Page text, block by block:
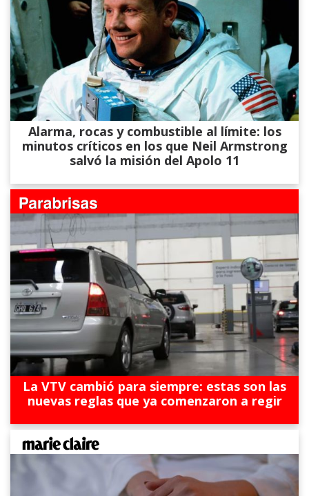
Alarma, rocas y combustible al límite: los
minutos críticos en los que Neil Armstrong
salvó la misión del Apolo 11
La VTV cambió para siempre: estas son las
nuevas reglas que ya comenzaron a regir